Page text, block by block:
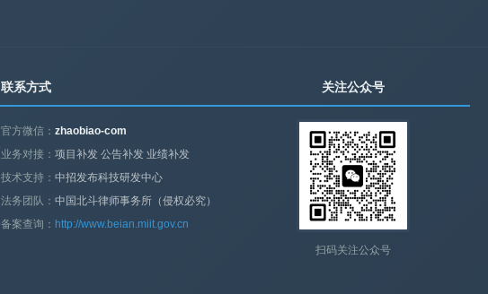
联系方式
官方微信：zhaobiao-com
业务对接：项目补发 公告补发 业绩补发
技术支持：中招发布科技研发中心
法务团队：中国北斗律师事务所（侵权必究）
备案查询： http://www.beian.miit.gov.cn
关注公众号
扫码关注公众号